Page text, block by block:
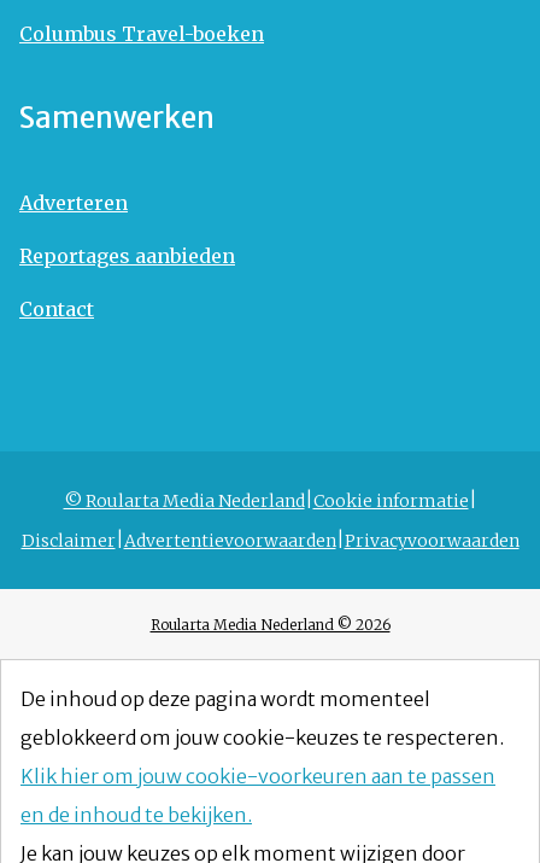
Columbus Travel-boeken
Samenwerken
Adverteren
Reportages aanbieden
Contact
© Roularta Media Nederland Cookie informatie
Disclaimer Advertentievoorwaarden Privacyvoorwaarden
Roularta Media Nederland © 2026
De inhoud op deze pagina wordt momenteel
geblokkeerd om jouw cookie-keuzes te respecteren.
Klik hier om jouw cookie-voorkeuren aan te passen
en de inhoud te bekijken.
Je kan jouw keuzes op elk moment wijzigen door